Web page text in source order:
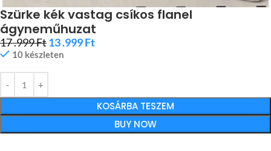
Szürke kék vastag csíkos flanel
ágyneműhuzat
17 .999Ft13 .999Ft
10 készleten
KOSÁRBA TESZEM
BUY NOW